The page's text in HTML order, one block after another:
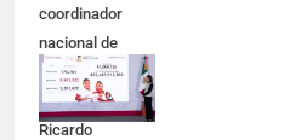
coordinador
nacional de
becas para el
Bienestar;
Ricardo